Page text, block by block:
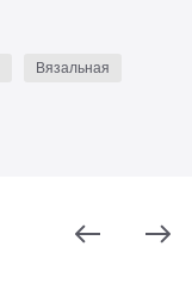
Вязальная